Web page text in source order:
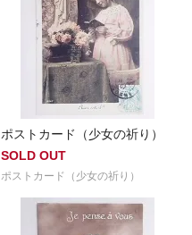
ポストカード（少女の祈り）
SOLD OUT
ポストカード（少女の祈り）